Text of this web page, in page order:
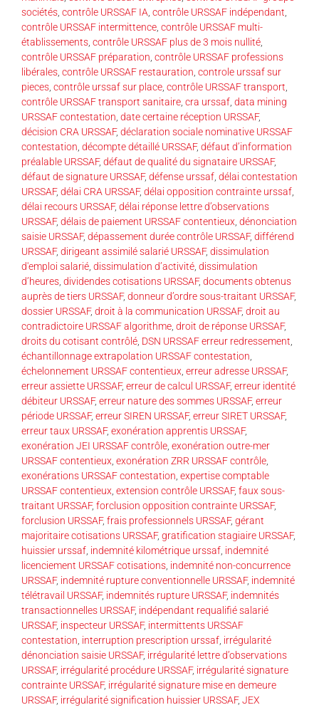
sociétés contrôle URSSAF IA contrôle URSSAF indépendant
contrôle URSSAF intermittence contrôle URSSAF multi-
établissements contrôle URSSAF plus de 3 mois nullité
contrôle URSSAF préparation contrôle URSSAF professions
libérales contrôle URSSAF restauration controle urssaf sur
pieces contrôle urssaf sur place contrôle URSSAF transport
contrôle URSSAF transport sanitaire cra urssaf data mining
URSSAF contestation date certaine réception URSSAF,
décision CRA URSSAF, déclaration sociale nominative URSSAF
contestation décompte détaillé URSSAF, défaut d’information
préalable URSSAF, défaut de qualité du signataire URSSAF,
défaut de signature URSSAF, défense urssaf délai contestation
URSSAF, délai CRA URSSAF, délai opposition contrainte urssaf
délai recours URSSAF, délai réponse lettre d’observations
URSSAF, délais de paiement URSSAF contentieux dénonciation
saisie URSSAF, dépassement durée contrôle URSSAF, différend
URSSAF, dirigeant assimilé salarié URSSAF, dissimulation
d'emploi salarié dissimulation d’activité dissimulation
d’heures dividendes cotisations URSSAF, documents obtenus
auprès de tiers URSSAF, donneur d’ordre sous-traitant URSSAF,
dossier URSSAF, droit à la communication URSSAF, droit au
contradictoire URSSAF algorithme droit de réponse URSSAF,
droits du cotisant contrôlé DSN URSSAF erreur redressement
échantillonnage extrapolation URSSAF contestation
échelonnement URSSAF contentieux erreur adresse URSSAF,
erreur assiette URSSAF, erreur de calcul URSSAF, erreur identité
débiteur URSSAF, erreur nature des sommes URSSAF, erreur
période URSSAF, erreur SIREN URSSAF, erreur SIRET URSSAF,
erreur taux URSSAF, exonération apprentis URSSAF,
exonération JEI URSSAF contrôle exonération outre-mer
URSSAF contentieux exonération ZRR URSSAF contrôle
exonérations URSSAF contestation expertise comptable
URSSAF contentieux extension contrôle URSSAF, faux sous-
traitant URSSAF, forclusion opposition contrainte URSSAF,
forclusion URSSAF, frais professionnels URSSAF, gérant
majoritaire cotisations URSSAF, gratification stagiaire URSSAF,
huissier urssaf indemnité kilométrique urssaf indemnité
licenciement URSSAF cotisations indemnité non-concurrence
URSSAF, indemnité rupture conventionnelle URSSAF, indemnité
télétravail URSSAF, indemnités rupture URSSAF, indemnités
transactionnelles URSSAF, indépendant requalifié salarié
URSSAF, inspecteur URSSAF, intermittents URSSAF
contestation interruption prescription urssaf irrégularité
dénonciation saisie URSSAF, irrégularité lettre d’observations
URSSAF, irrégularité procédure URSSAF, irrégularité signature
contrainte URSSAF, irrégularité signature mise en demeure
URSSAF, irrégularité signification huissier URSSAF, JEX